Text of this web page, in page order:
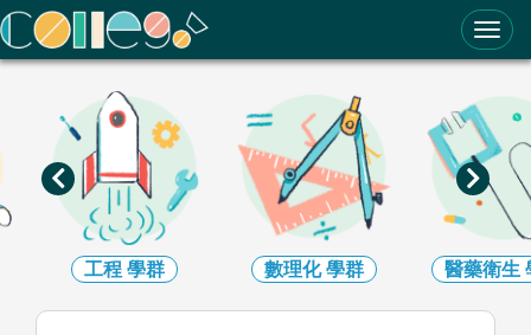
ColleGo! 大學選才與高中育才輔助系統
工程學群 數理化學群 醫藥衛生學